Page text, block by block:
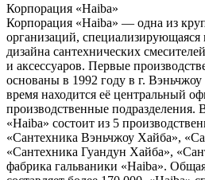
Корпорация «Haiba»
Корпорация «Haiba» — одна из
организаций, специализирующаяся
дизайна сантехнических
и аксессуаров. Первые
основаны в 1992 году в г.
время находится её центральный
производственные подразделения.
«Haiba» состоит из 5
«Сантехника Вэньчжоу Хайба»,
«Сантехника Гуандун Хайба»,
фабрика гальваники «Haiba».